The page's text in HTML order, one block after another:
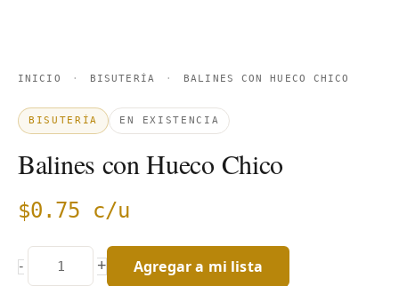
INICIO · BISUTERÍA · BALINES CON HUECO CHICO
BISUTERÍA EN EXISTENCIA
Balines con Hueco Chico
$0.75 c/u
- + Agregar a mi lista